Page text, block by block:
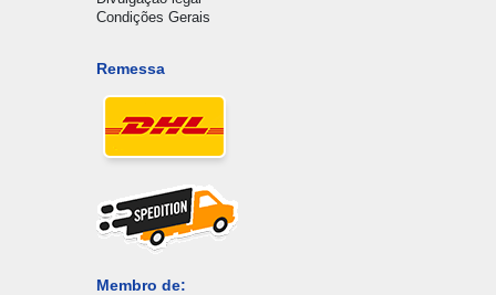
Condições Gerais
Remessa
Membro de: